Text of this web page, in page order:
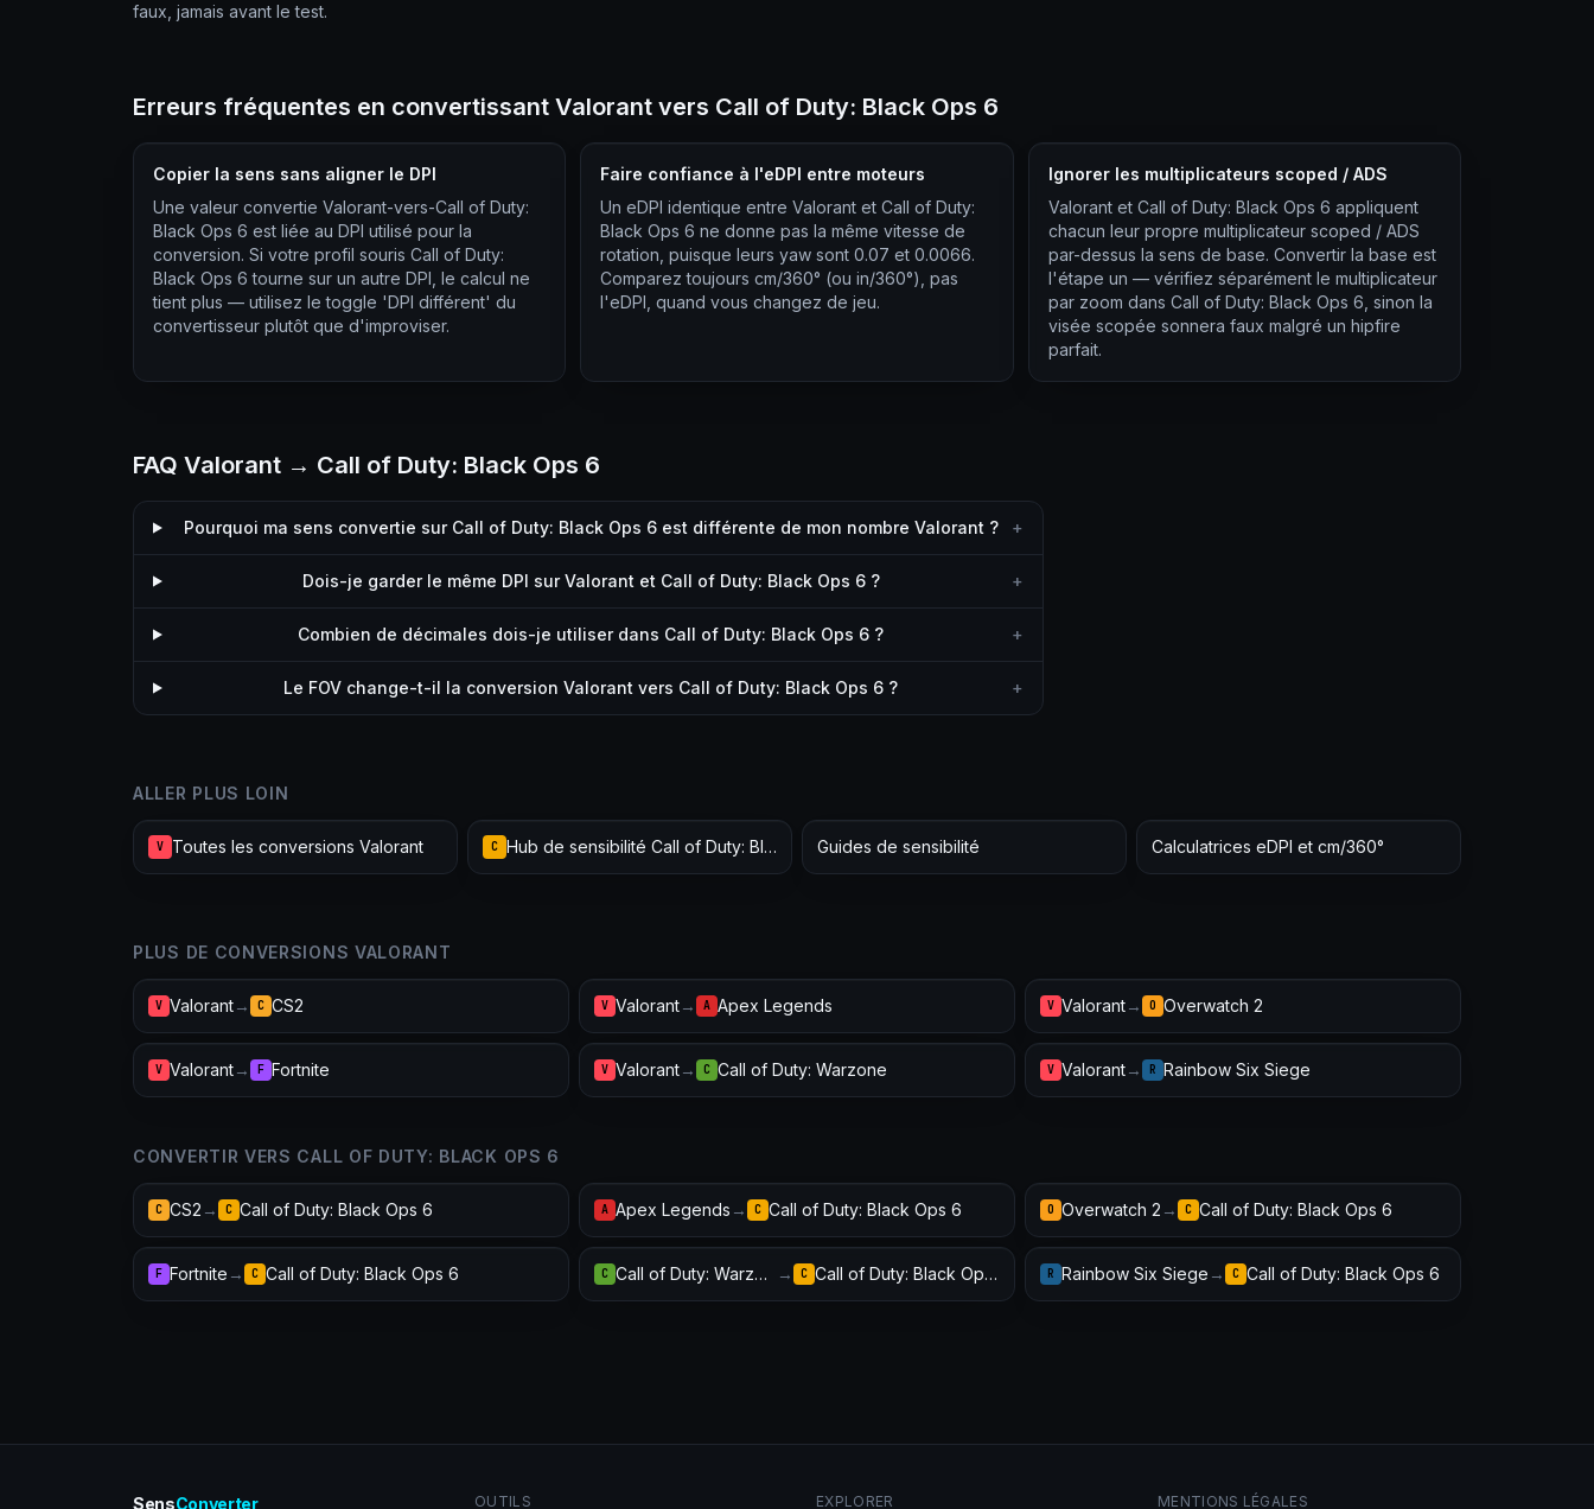
faux, jamais avant le test.
Erreurs fréquentes en convertissant Valorant vers Call of Duty: Black Ops 6
Copier la sens sans aligner le DPI
Une valeur convertie Valorant-vers-Call of Duty:
Black Ops 6 est liée au DPI utilisé pour la
conversion. Si votre profil souris Call of Duty:
Black Ops 6 tourne sur un autre DPI, le calcul ne
tient plus — utilisez le toggle 'DPI différent' du
convertisseur plutôt que d'improviser.
Faire confiance à l'eDPI entre moteurs
Un eDPI identique entre Valorant et Call of Duty:
Black Ops 6 ne donne pas la même vitesse de
rotation, puisque leurs yaw sont 0.07 et 0.0066.
Comparez toujours cm/360° (ou in/360°), pas
l'eDPI, quand vous changez de jeu.
Ignorer les multiplicateurs scoped / ADS
Valorant et Call of Duty: Black Ops 6 appliquent
chacun leur propre multiplicateur scoped / ADS
par-dessus la sens de base. Convertir la base est
l'étape un — vérifiez séparément le multiplicateur
par zoom dans Call of Duty: Black Ops 6, sinon la
visée scopée sonnera faux malgré un hipfire
parfait.
FAQ Valorant → Call of Duty: Black Ops 6
Pourquoi ma sens convertie sur Call of Duty: Black Ops 6 est différente de mon nombre Valorant ? +
Dois-je garder le même DPI sur Valorant et Call of Duty: Black Ops 6 ? +
Combien de décimales dois-je utiliser dans Call of Duty: Black Ops 6 ? +
Le FOV change-t-il la conversion Valorant vers Call of Duty: Black Ops 6 ? +
ALLER PLUS LOIN
V Toutes les conversions Valorant C Hub de sensibilité Call of Duty: Black Ops 6 Guides de sensibilité Calculatrices eDPI et cm/360°
PLUS DE CONVERSIONS VALORANT
V Valorant→ C CS2 V Valorant→ A Apex Legends V Valorant→ O Overwatch 2
V Valorant→ F Fortnite V Valorant→ C Call of Duty: Warzone V Valorant→ R Rainbow Six Siege
CONVERTIR VERS CALL OF DUTY: BLACK OPS 6
C CS2 → C Call of Duty: Black Ops 6 A Apex Legends → C Call of Duty: Black Ops 6 O Overwatch 2 → C Call of Duty: Black Ops 6
F Fortnite → C Call of Duty: Black Ops 6 C Call of Duty: Warzone → C Call of Duty: Black Ops 6 R Rainbow Six Siege → C Call of Duty: Black Ops 6
SensConverter OUTILS EXPLORER MENTIONS LÉGALES